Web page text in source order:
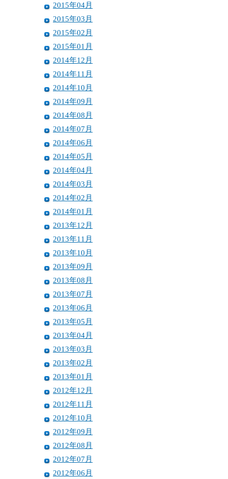
2015年04月
2015年03月
2015年02月
2015年01月
2014年12月
2014年11月
2014年10月
2014年09月
2014年08月
2014年07月
2014年06月
2014年05月
2014年04月
2014年03月
2014年02月
2014年01月
2013年12月
2013年11月
2013年10月
2013年09月
2013年08月
2013年07月
2013年06月
2013年05月
2013年04月
2013年03月
2013年02月
2013年01月
2012年12月
2012年11月
2012年10月
2012年09月
2012年08月
2012年07月
2012年06月